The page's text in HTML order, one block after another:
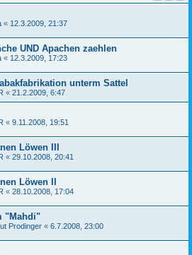
« 12.3.2009, 21:37
UND Apachen zaehlen
« 12.3.2009, 17:23
unterm Sattel
« 21.2.2009, 6:47
« 9.11.2008, 19:51
Löwen III
« 29.10.2008, 20:41
Löwen II
« 28.10.2008, 17:04
"Mahdi"
Prodinger « 6.7.2008, 23:00